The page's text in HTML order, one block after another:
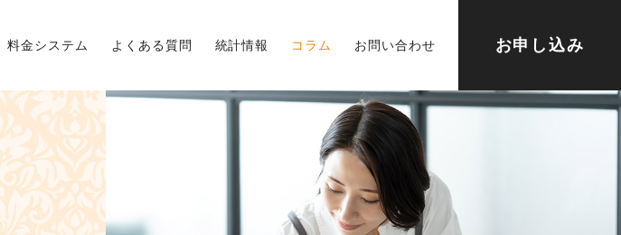
料金システム よくある質問 統計情報 コラム お問い合わせ お申し込み